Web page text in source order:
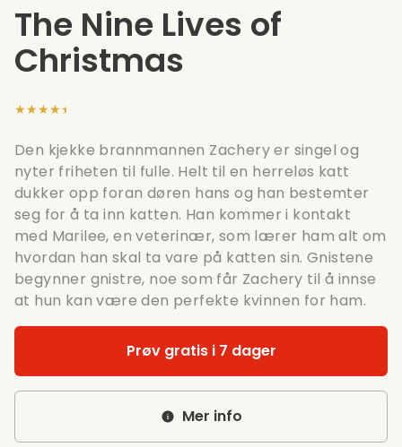
The Nine Lives of
Christmas
★★★★★
Den kjekke brannmannen Zachery er singel og
nyter friheten til fulle. Helt til en herreløs katt
dukker opp foran døren hans og han bestemter
seg for å ta inn katten. Han kommer i kontakt
med Marilee, en veterinær, som lærer ham alt om
hvordan han skal ta vare på katten sin. Gnistene
begynner gnistre, noe som får Zachery til å innse
at hun kan være den perfekte kvinnen for ham.
Prøv gratis i 7 dager
Mer info